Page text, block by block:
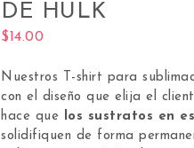
DE HULK
$14.00
Nuestros T-shirt para
con el diseño que elija el
hace que los sustratos en
solidifiquen de forma